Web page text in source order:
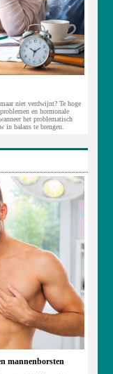
niet verdwijnt? Te hoge
en hormonale
het problematisch
in balans te brengen.
mannenborsten